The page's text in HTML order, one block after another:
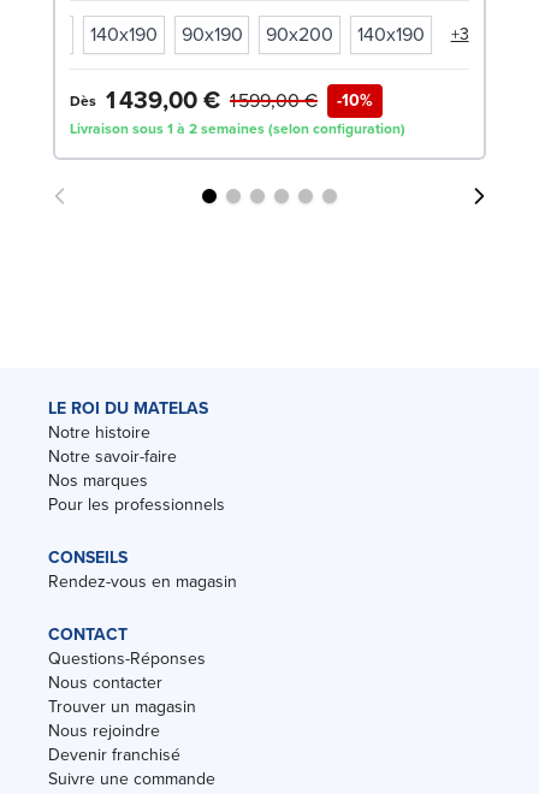
140x190 90x190 90x200 140x190 +3
Dès 1 439,00 € -10%
1 599,00 €
Livraison sous 1 à 2 semaines (selon configuration)
LE ROI DU MATELAS
Notre histoire
Notre savoir-faire
Nos marques
Pour les professionnels
CONSEILS
Rendez-vous en magasin
CONTACT
Questions-Réponses
Nous contacter
Trouver un magasin
Nous rejoindre
Devenir franchisé
Suivre une commande